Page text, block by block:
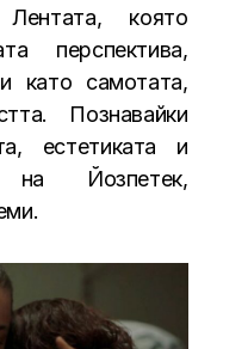
която
перспектива,
като самотата,
Познавайки
естетиката и
на Йозпетек,